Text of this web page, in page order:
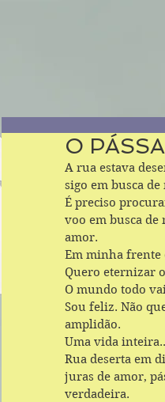
O
A rua estava
sigo em busca
É preciso
voo em busca de
amor.
Em minha frente
Quero eternizar
O mundo todo
Sou feliz. Não
amplidão.
Uma vida
Rua deserta em
juras de amor,
verdadeira.